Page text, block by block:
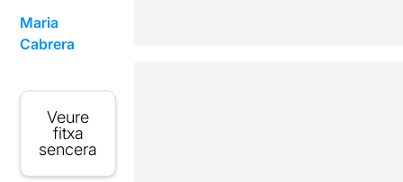
Maria
Cabrera
Veure
fitxa
sencera